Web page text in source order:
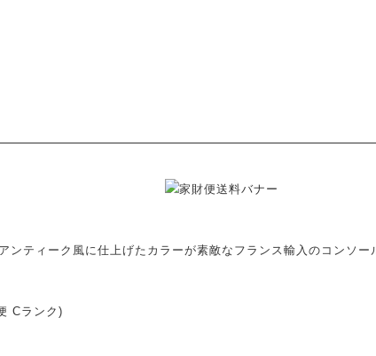
ンティーク風に仕上げたカラーが素敵なフランス輸入のコンソ
Cランク)